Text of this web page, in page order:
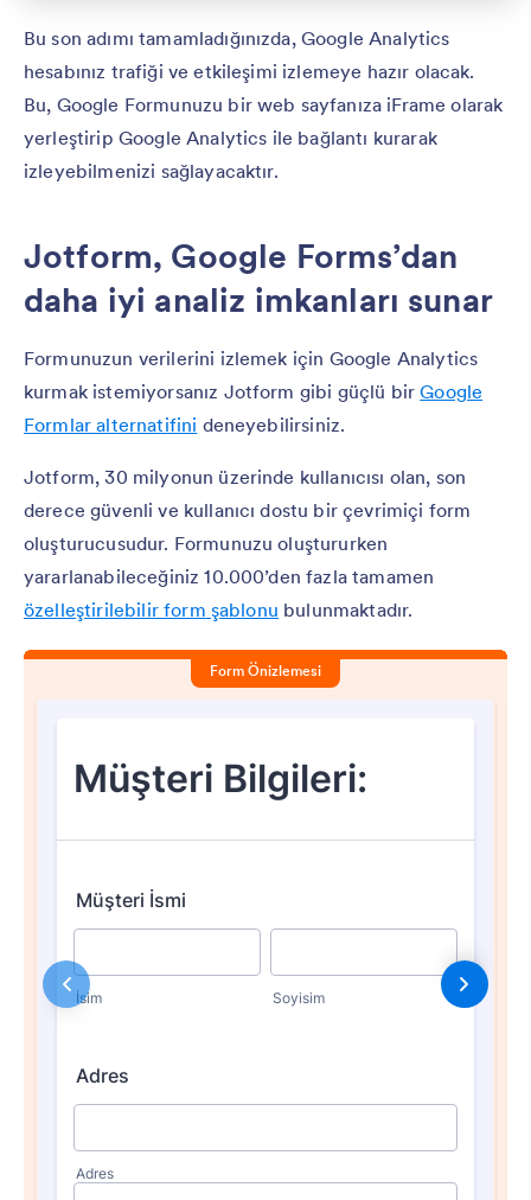
Bu son adımı tamamladığınızda, Google Analytics
hesabınız trafiği ve etkileşimi izlemeye hazır olacak.
Bu, Google Formunuzu bir web sayfanıza iFrame olarak
yerleştirip Google Analytics ile bağlantı kurarak
izleyebilmenizi sağlayacaktır.
Jotform, Google Forms’dan
daha iyi analiz imkanları sunar
Formunuzun verilerini izlemek için Google Analytics
kurmak istemiyorsanız Jotform gibi güçlü birGoogle
Formlar alternatifini deneyebilirsiniz.
Jotform, 30 milyonun üzerinde kullanıcısı olan, son
derece güvenli ve kullanıcı dostu bir çevrimiçi form
oluşturucusudur. Formunuzu oluştururken
yararlanabileceğiniz 10.000’den fazla tamamen
özelleştirilebilir form şablonu bulunmaktadır.